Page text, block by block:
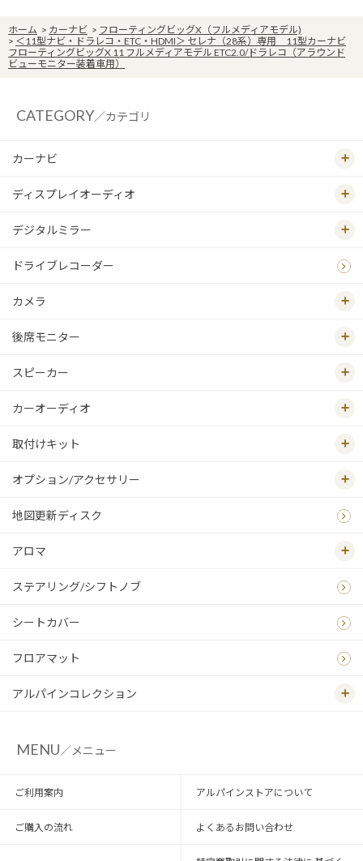
ホーム > カーナビ > フローティングビッグX（フルメディアモデル)
> ＜11型ナビ・ドラレコ・ETC・HDMI＞ セレナ（28系）専用 11型カーナビ
フローティングビッグX 11 フルメディアモデル ETC2.0/ドラレコ（アラウンド
ビューモニター装着車用）
CATEGORY／カテゴリ
カーナビ
ディスプレイオーディオ
デジタルミラー
ドライブレコーダー
カメラ
後席モニター
スピーカー
カーオーディオ
取付けキット
オプション/アクセサリー
地図更新ディスク
アロマ
ステアリング/シフトノブ
シートカバー
フロアマット
アルパインコレクション
MENU／メニュー
ご利用案内 アルパインストアについて
ご購入の流れ よくあるお問い合わせ